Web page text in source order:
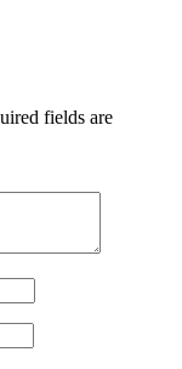
fields are